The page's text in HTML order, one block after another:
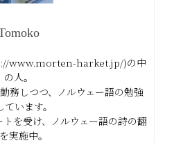
www.morten-harket.jp/)の中
の人。
務しつつ、ノルウェー語の勉強
ています。
を受け、ノルウェー語の詩の翻
実施中。